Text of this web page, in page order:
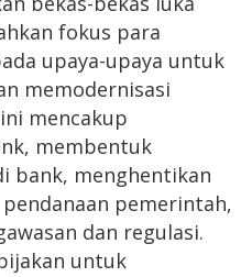
fokus para
upaya-upaya untuk
memodernisasi
mencakup
membentuk
bank, menghentikan
pemerintah,
dan regulasi.
untuk